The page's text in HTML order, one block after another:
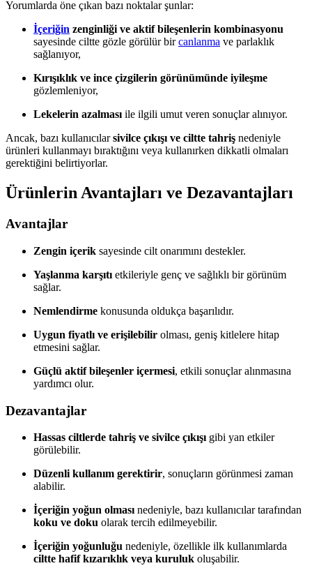
Yorumlarda öne çıkan bazı noktalar şunlar:
İçeriğin zenginliği ve aktif bileşenlerin kombinasyonu
sayesinde ciltte gözle görülür bircanlanma ve parlaklık
sağlanıyor,
Kırışıklık ve ince çizgilerin görünümünde iyileşme
gözlemleniyor,
Lekelerin azalması ile ilgili umut veren sonuçlar alınıyor.
Ancak, bazı kullanıcılarsivilce çıkışı ve ciltte tahriş nedeniyle
ürünleri kullanmayı bıraktığını veya kullanırken dikkatli olmaları
gerektiğini belirtiyorlar.
Ürünlerin Avantajları ve Dezavantajları
Avantajlar
Zengin içerik sayesinde cilt onarımını destekler.
Yaşlanma karşıtı etkileriyle genç ve sağlıklı bir görünüm
sağlar.
Nemlendirme konusunda oldukça başarılıdır.
Uygun fiyatlı ve erişilebilir olması, geniş kitlelere hitap
etmesini sağlar.
Güçlü aktif bileşenler içermesi, etkili sonuçlar alınmasına
yardımcı olur.
Dezavantajlar
Hassas ciltlerde tahriş ve sivilce çıkışı gibi yan etkiler
görülebilir.
Düzenli kullanım gerektirir, sonuçların görünmesi zaman
alabilir.
İçeriğin yoğun olması nedeniyle, bazı kullanıcılar tarafından
koku ve doku olarak tercih edilmeyebilir.
İçeriğin yoğunluğu nedeniyle, özellikle ilk kullanımlarda
ciltte hafif kızarıklık veya kuruluk oluşabilir.